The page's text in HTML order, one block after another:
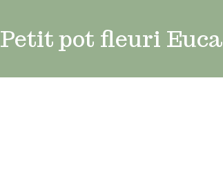
Petit pot fleuri Euca